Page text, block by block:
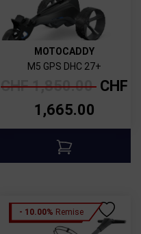
MOTOCADDY
M5 GPS DHC 27+
CHF 1,850.00 CHF
1,665.00
- 10.00% Remise